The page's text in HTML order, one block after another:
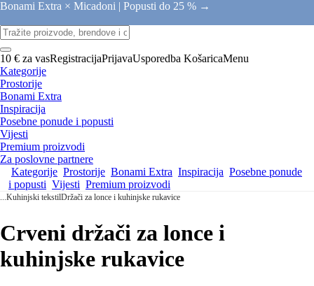
Bonami Extra × Micadoni | Popusti do 25 % →
10 € za vasRegistracijaPrijavaUsporedba KošaricaMenu
Kategorije
Prostorije
Bonami Extra
Inspiracija
Posebne ponude i popusti
Vijesti
Premium proizvodi
Za poslovne partnere
Kategorije Prostorije Bonami Extra Inspiracija Posebne ponude
i popusti Vijesti Premium proizvodi
...Kuhinjski tekstilDržači za lonce i kuhinjske rukavice
Crveni držači za lonce i
kuhinjske rukavice